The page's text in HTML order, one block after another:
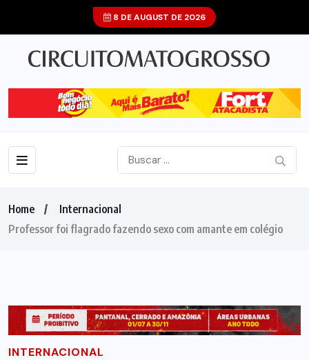
8 DE AUGUST DE 2026
Home
Internacional
Professor foi flagrado fazendo sexo com amante em colégio
INTERNACIONAL